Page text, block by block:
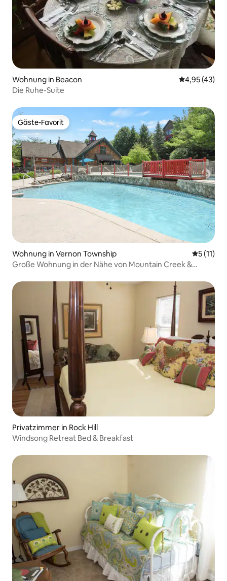
Wohnung in Beacon
4,95 (43)
Die Ruhe-Suite
Gäste-Favorit
Gäste-Favorit
Wohnung in Vernon Township
5 (11)
Große Wohnung in der Nähe von Mountain Creek &
Privatzimmer in Rock Hill
Windsong Retreat Bed & Breakfast